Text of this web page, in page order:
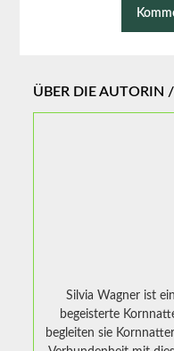
ÜBER DIE AUTORIN
Silvia Wagner ist
begeisterte
begleiten sie